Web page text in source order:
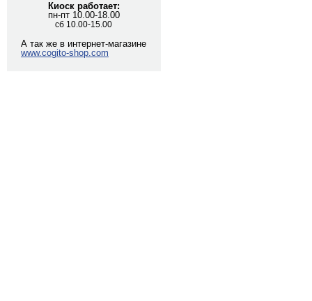
Киоск работает:
пн-пт 10.00-18.00
сб 10.00-15.00
А так же в интернет-магазине
www.cogito-shop.com